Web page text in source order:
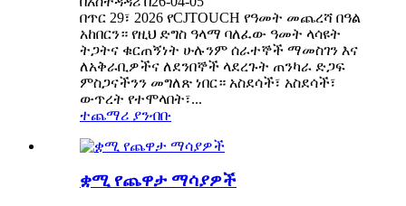
በጥር 29፣ 2026 የCJTOUCH የዓመት መጨረሻ በዓል
አከበርን። የዚህ ድግስ ዓላማ ባለፈው ዓመት ላሳዩት
ትጋትና ቁርጠኝነት ሁሉንም ሰራተኞች ማመስገን እና
ለአቅራቢዎችና ለደንበኞች ላደረጉት ጠንካራ ድጋፍ
ምስጋናችንን መግለጽ ነበር። አስደሳች፣ አስደሳች፣
ውጥረት የተሞላበት፣...
ተጨማሪ ያንብቡ
ቋሚ የጨዋታ ማሳያዎች